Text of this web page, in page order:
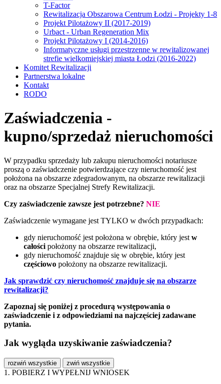
T-Factor
Rewitalizacja Obszarowa Centrum Łodzi - Projekty 1-8
Projekt Pilotażowy II (2017-2019)
Urbact - Urban Regeneration Mix
Projekt Pilotażowy I (2014-2016)
Informatyczne usługi przestrzenne w rewitalizowanej
strefie wielkomiejskiej miasta Łodzi (2016-2022)
Komitet Rewitalizacji
Partnerstwa lokalne
Kontakt
RODO
Zaświadczenia -
kupno/sprzedaż nieruchomości
W przypadku sprzedaży lub zakupu nieruchomości notariusze
proszą o zaświadczenie potwierdzające czy nieruchomość jest
położona na obszarze zdegradowanym, na obszarze rewitalizacji
oraz na obszarze Specjalnej Strefy Rewitalizacji.
Czy zaświadczenie zawsze jest potrzebne? NIE
Zaświadczenie wymagane jest TYLKO w dwóch przypadkach:
gdy nieruchomość jest położona w obrębie, który jest w
całości położony na obszarze rewitalizacji,
gdy nieruchomość znajduje się w obrębie, który jest
częściowo położony na obszarze rewitalizacji.
Jak sprawdzić czy nieruchomość znajduje się na obszarze
rewitalizacji?
Zapoznaj się poniżej z procedurą występowania o
zaświadczenie i z odpowiedziami na najczęściej zadawane
pytania.
Jak wygląda uzyskiwanie zaświadczenia?
rozwiń wszystkie zwiń wszystkie
1. POBIERZ I WYPEŁNIJ WNIOSEK